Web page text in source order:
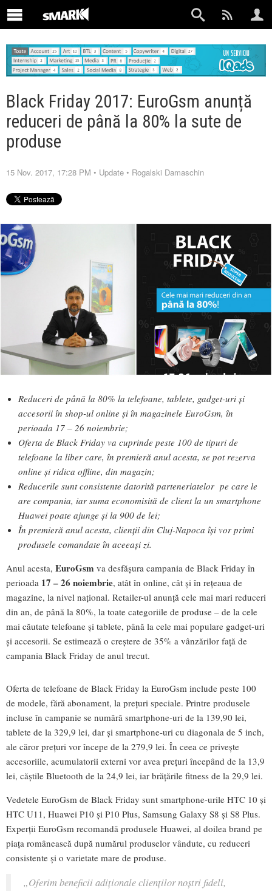
Black Friday 2017: EuroGsm anunță
reduceri de până la 80% la sute de
produse
15 Nov. 2017, 17:28 PM • Update • Rogalski Damaschin
Reduceri de până la 80% la telefoane, tablete, gadget-uri și
accesorii în shop-ul online și în magazinele EuroGsm, în
perioada 17 – 26 noiembrie;
Oferta de Black Friday va cuprinde peste 100 de tipuri de
telefoane la liber care, în premieră anul acesta, se pot rezerva
online și ridica offline, din magazin;
Reducerile sunt consistente datorită parteneriatelor pe care le
are compania, iar suma economisită de client la un smartphone
Huawei poate ajunge și la 900 de lei;
În premieră anul acesta, clienții din Cluj-Napoca își vor primi
produsele comandate în aceeași zi.
Anul acesta, EuroGsm va desfășura campania de Black Friday în
perioada 17 – 26 noiembrie, atât în online, cât și în rețeaua de
magazine, la nivel național. Retailer-ul anunță cele mai mari reduceri
din an, de până la 80%, la toate categoriile de produse – de la cele
mai căutate telefoane și tablete, până la cele mai populare gadget-uri
și accesorii. Se estimează o creștere de 35% a vânzărilor față de
campania Black Friday de anul trecut.
Oferta de telefoane de Black Friday la EuroGsm include peste 100
de modele, fără abonament, la prețuri speciale. Printre produsele
incluse în campanie se numără smartphone-uri de la 139,90 lei,
tablete de la 329,9 lei, dar și smartphone-uri cu diagonala de 5 inch,
ale căror prețuri vor începe de la 279,9 lei. În ceea ce privește
accesoriile, acumulatorii externi vor avea prețuri începând de la 13,9
lei, căștile Bluetooth de la 24,9 lei, iar brățările fitness de la 29,9 lei.
Vedetele EuroGsm de Black Friday sunt smartphone-urile HTC 10 și
HTC U11, Huawei P10 și P10 Plus, Samsung Galaxy S8 și S8 Plus.
Experții EuroGsm recomandă produsele Huawei, al doilea brand pe
piața românească după numărul produselor vândute, cu reduceri
consistente și o varietate mare de produse.
„Oferim beneficii adiționale clienților noștri fideli,